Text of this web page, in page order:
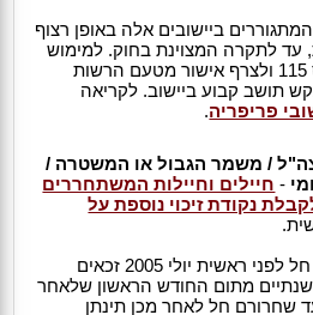
ביישובים אלה באופן רצוף
לתקרה המצוינת בחוק. למימוש
ההטבה יש למלא טופס 115 ולצרף אישור מטעם הרשות
תושב קבוע ביישוב. לקריאה
פריפריה.
/ משמר הגבול או המשטרה /
- חיילים וחיילות המשתחררים
נקודת זיכוי נוספת על
חיילים שמועד שחרורם חל לפני ראשית יולי 2005 זכאים
מתום החודש הראשון שלאחר
שחרורם חל לאחר מכן תינתן